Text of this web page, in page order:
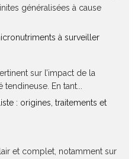
généralisées à cause
à surveiller
sur l’impact de la
En tant...
: origines, traitements et
et complet, notamment sur